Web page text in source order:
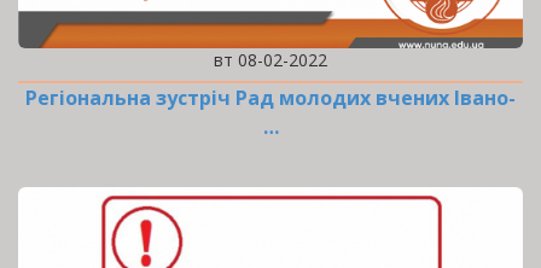
вт 08-02-2022
Регіональна зустріч Рад молодих вчених Івано-
…